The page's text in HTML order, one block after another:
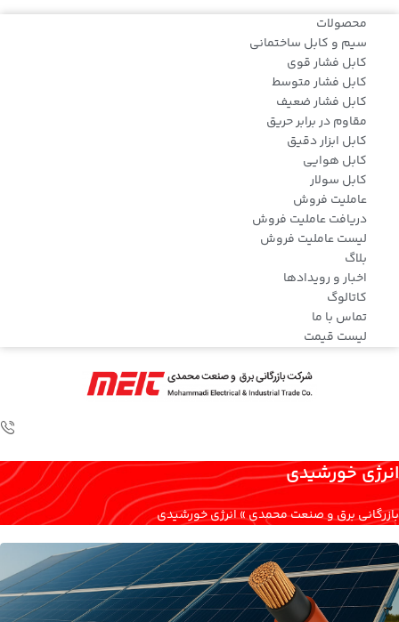
محصولات
سیم و کابل ساختمانی
کابل فشار قوی
کابل فشار متوسط
کابل فشار ضعیف
مقاوم در برابر حریق
کابل ابزار دقیق
کابل هوایی
کابل سولار
عاملیت فروش
دریافت عاملیت فروش
لیست عاملیت فروش
بلاگ
اخبار و رویدادها
کاتالوگ
تماس با ما
لیست قیمت
انرژی خورشیدی
بازرگانی برق و صنعت محمدی»انرژی خورشیدی